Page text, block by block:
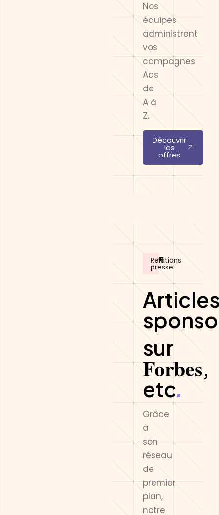
Nos
équipes
administrent
vos
campagnes
Ads
de
A à
Z.
Découvrir
les
offres
Relations
presse
sur
Forbes,
etc.
Grâce
à
son
réseau
de
premier
plan,
notre